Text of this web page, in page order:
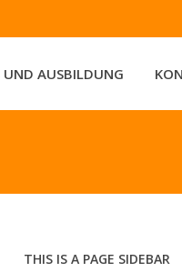
UND AUSBILDUNG
THIS IS A PAGE SIDEBAR